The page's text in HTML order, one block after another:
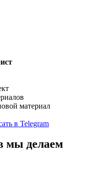
материал
в Telegram
мы делаем